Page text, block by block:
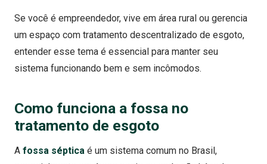
Se você é empreendedor, vive em área rural ou gerencia
um espaço com tratamento descentralizado de esgoto,
entender esse tema é essencial para manter seu
sistema funcionando bem e sem incômodos.
Como funciona a fossa no
tratamento de esgoto
A fossa séptica é um sistema comum no Brasil,